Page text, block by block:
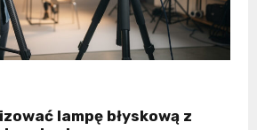
lampę błyskową z